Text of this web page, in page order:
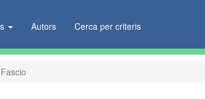
Autors Cerca per criteris